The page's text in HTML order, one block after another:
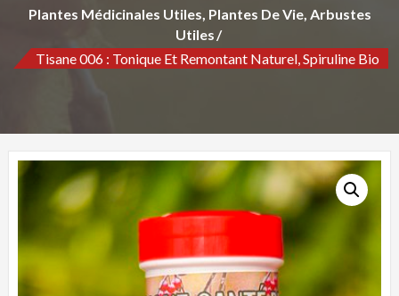
Plantes Médicinales Utiles, Plantes De Vie, Arbustes
Utiles
Tisane 006 : Tonique Et Remontant Naturel, Spiruline Bio